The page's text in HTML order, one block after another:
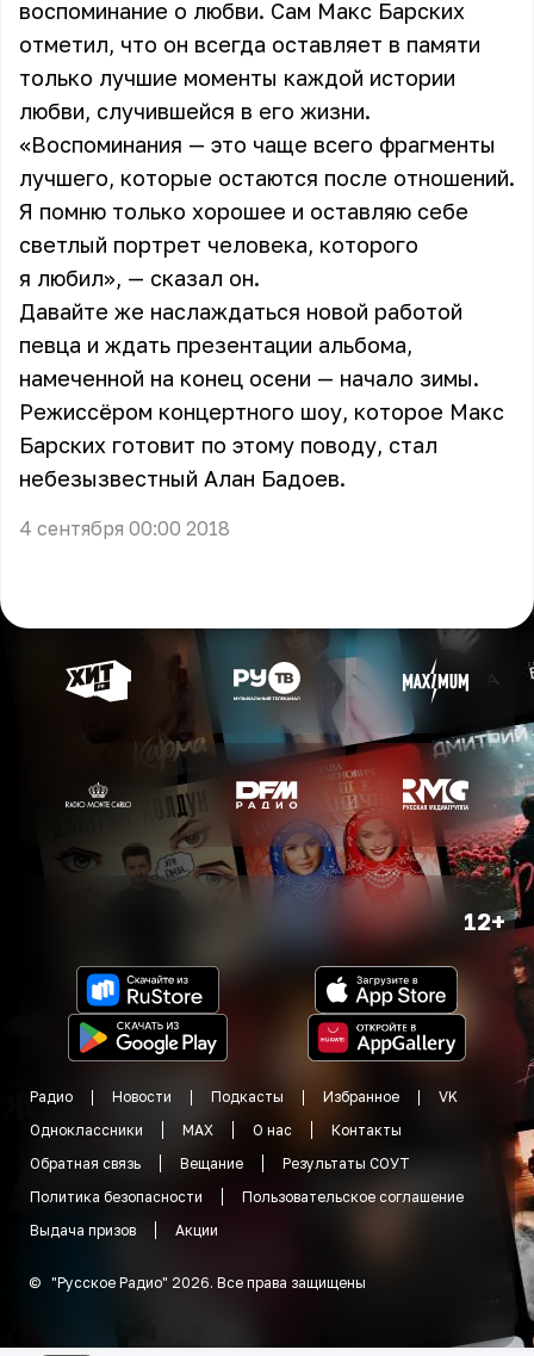
воспоминание о любви. Сам Макс Барских
отметил, что он всегда оставляет в памяти
только лучшие моменты каждой истории
любви, случившейся в его жизни.
«Воспоминания — это чаще всего фрагменты
лучшего, которые остаются после отношений.
Я помню только хорошее и оставляю себе
светлый портрет человека, которого
я любил», — сказал он.
Давайте же наслаждаться новой работой
певца и ждать презентации альбома,
намеченной на конец осени — начало зимы.
Режиссёром концертного шоу, которое Макс
Барских готовит по этому поводу, стал
небезызвестный Алан Бадоев.
4 сентября 00:00 2018
12+
Радио Новости Подкасты Избранное
VK
Одноклассники
MAX О нас
Контакты
Обратная связь
Вещание
Результаты СОУТ
Политика безопасности
Пользовательское соглашение
Выдача призов
Акции
© "Русское Радио" 2026. Все права защищены